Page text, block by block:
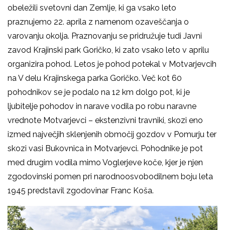
obeležili svetovni dan Zemlje, ki ga vsako leto
praznujemo 22. aprila z namenom ozaveščanja o
varovanju okolja. Praznovanju se pridružuje tudi Javni
zavod Krajinski park Goričko, ki zato vsako leto v aprilu
organizira pohod. Letos je pohod potekal v Motvarjevcih
na V delu Krajinskega parka Goričko. Več kot 60
pohodnikov se je podalo na 12 km dolgo pot, ki je
ljubitelje pohodov in narave vodila po robu naravne
vrednote Motvarjevci – ekstenzivni travniki, skozi eno
izmed največjih sklenjenih območij gozdov v Pomurju ter
skozi vasi Bukovnica in Motvarjevci. Pohodnike je pot
med drugim vodila mimo Voglerjeve koče, kjer je njen
zgodovinski pomen pri narodnoosvobodilnem boju leta
1945 predstavil zgodovinar Franc Koša.